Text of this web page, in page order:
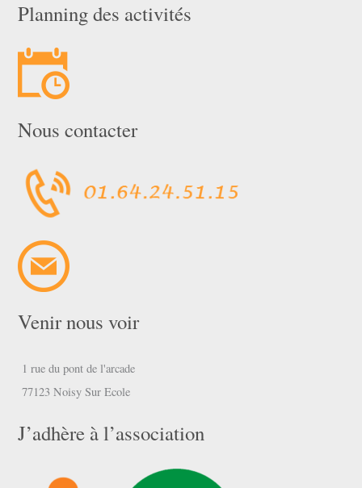
Planning des activités
Nous contacter
Venir nous voir
1 rue du pont de l'arcade
77123 Noisy Sur Ecole
J’adhère à l’association